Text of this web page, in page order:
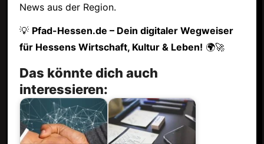
News aus der Region.
💡 Pfad-Hessen.de – Dein digitaler Wegweiser
für Hessens Wirtschaft, Kultur & Leben! 🌍🚀
Das könnte dich auch
interessieren: